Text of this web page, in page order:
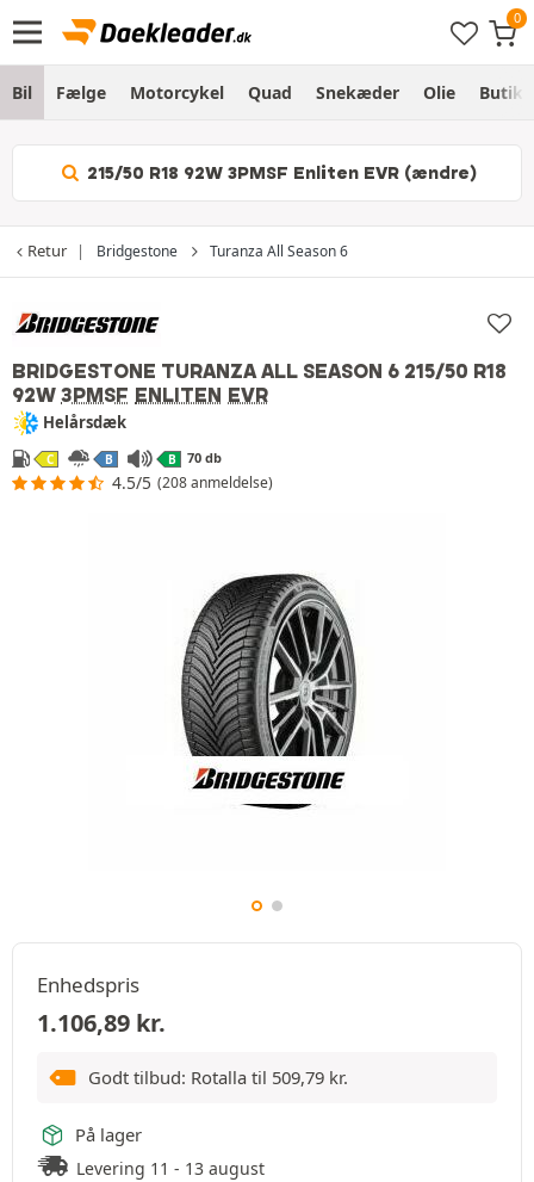
Bil Fælge Motorcykel Quad Snekæder Olie Butik
215/50 R18 92W 3PMSF Enliten EVR (ændre)
Retur Bridgestone Turanza All Season 6
BRIDGESTONE TURANZA ALL SEASON 6 215/50 R18
92W 3PMSF ENLITEN EVR
Helårsdæk
C B B 70 db
4.5/5 (208 anmeldelse)
Enhedspris
1.106,89 kr.
Godt tilbud: Rotalla til 509,79 kr.
På lager
Levering 11 - 13 august